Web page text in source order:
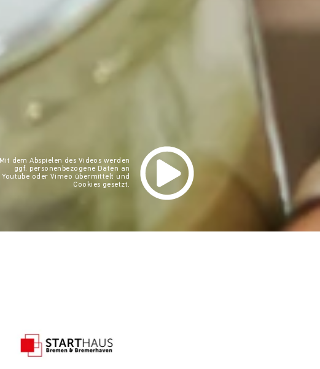
Mit dem Abspielen des Videos werden
ggf. personenbezogene Daten an
Youtube oder Vimeo übermittelt und
Cookies gesetzt.